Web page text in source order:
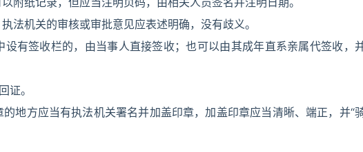
法机关的审核或审批意见应表述明确，没有歧义。
有签收栏的，由当事人直接签收；也可以由其成年直系亲属代签收，
证。
地方应当有执法机关署名并加盖印章，加盖印章应当清晰、端正，并“